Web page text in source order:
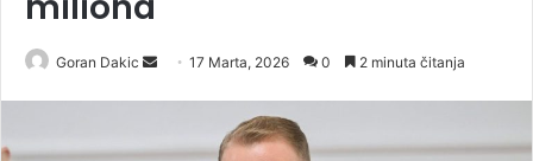
Goran Dakic
d
17 Marta, 2026 0 2 minuta čitanja